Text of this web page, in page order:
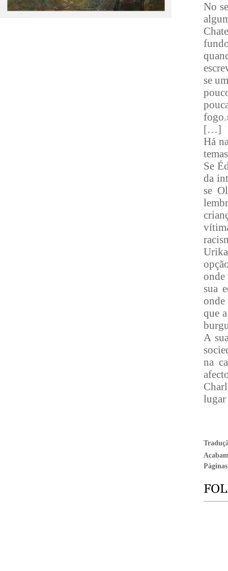
No
se
[…]
Há
Se
da
se
sua
onde
que
A
na
lugar